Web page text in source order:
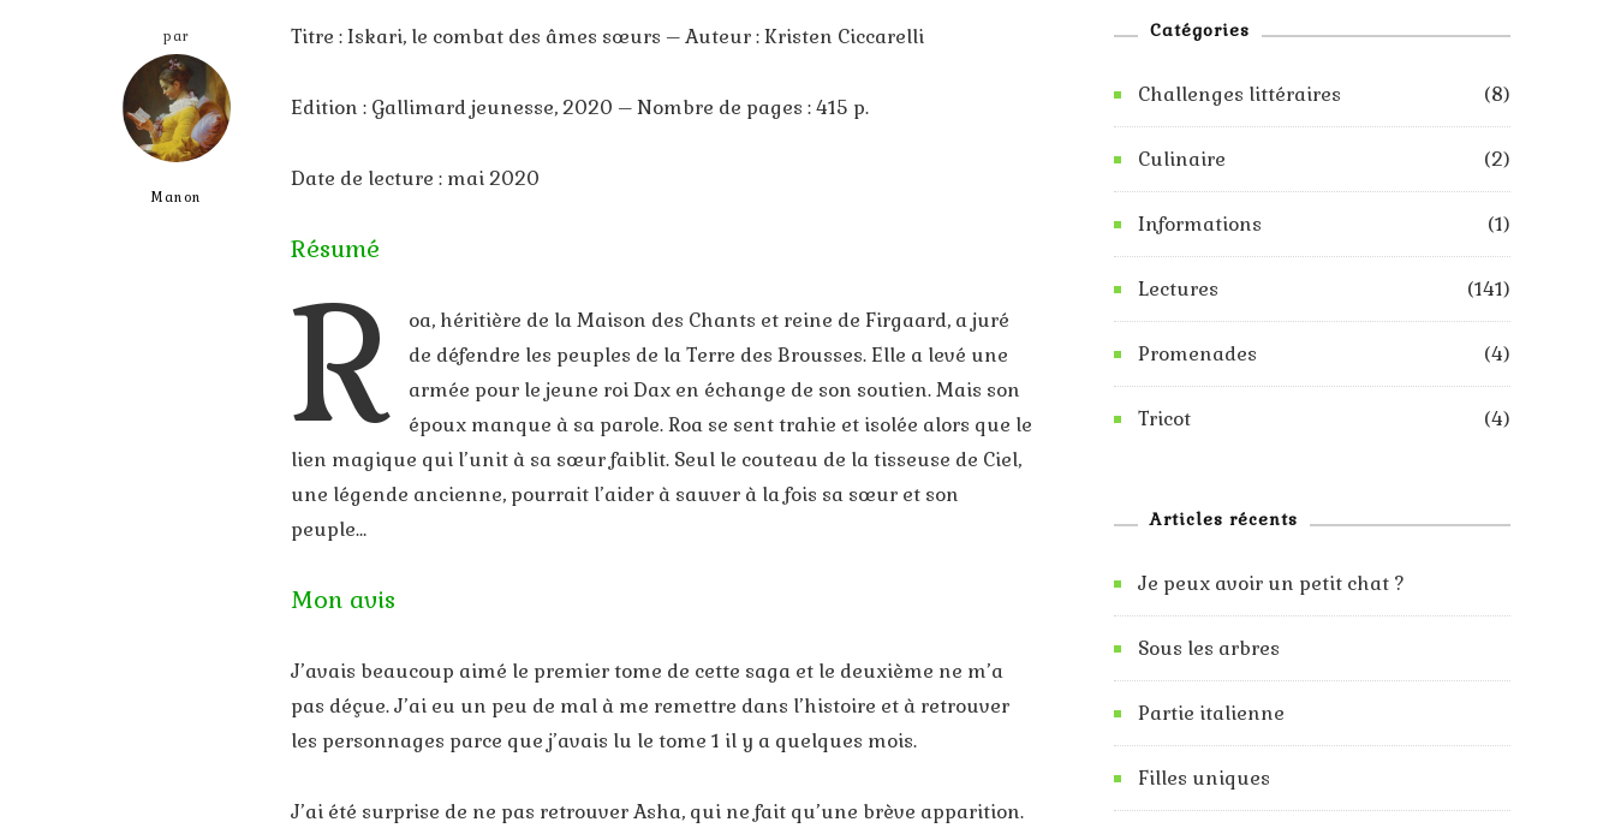
par
Manon
Titre : Iskari, le combat des âmes sœurs – Auteur : Kristen Ciccarelli
Edition : Gallimard jeunesse, 2020 – Nombre de pages : 415 p.
Date de lecture : mai 2020
Résumé
R
oa, héritière de la Maison des Chants et reine de Firgaard, a juré
de défendre les peuples de la Terre des Brousses. Elle a levé une
armée pour le jeune roi Dax en échange de son soutien. Mais son
époux manque à sa parole. Roa se sent trahie et isolée alors que le
lien magique qui l’unit à sa sœur faiblit. Seul le couteau de la tisseuse de Ciel,
une légende ancienne, pourrait l’aider à sauver à la fois sa sœur et son
peuple…
Mon avis
J’avais beaucoup aimé le premier tome de cette saga et le deuxième ne m’a
pas déçue. J’ai eu un peu de mal à me remettre dans l’histoire et à retrouver
les personnages parce que j’avais lu le tome 1 il y a quelques mois.
J’ai été surprise de ne pas retrouver Asha, qui ne fait qu’une brève apparition.
Catégories
Challenges littéraires (8)
Culinaire (2)
Informations (1)
Lectures (141)
Promenades (4)
Tricot (4)
Articles récents
Je peux avoir un petit chat ?
Sous les arbres
Partie italienne
Filles uniques